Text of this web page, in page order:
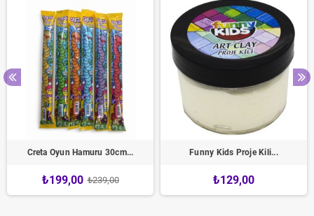
Creta Oyun Hamuru 30cm...
₺199,00 ₺239,00
Funny Kids Proje Kili...
₺129,00